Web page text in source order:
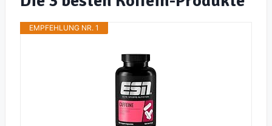
EMPFEHLUNG NR. 1